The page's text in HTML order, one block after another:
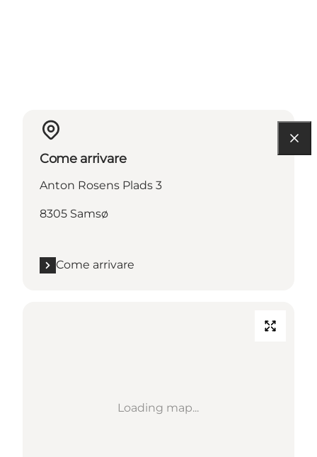
Come arrivare
Anton Rosens Plads 3
8305 Samsø
Come arrivare
Loading map...